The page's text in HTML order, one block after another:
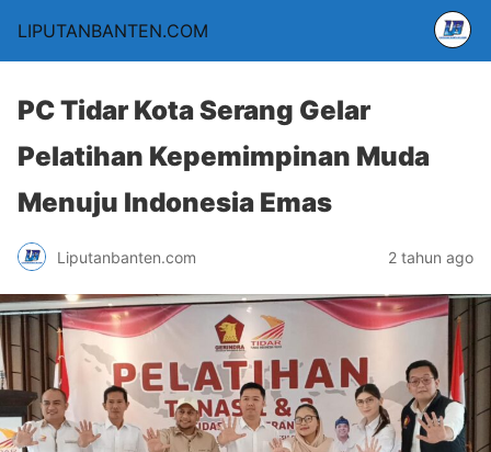
LIPUTANBANTEN.COM
PC Tidar Kota Serang Gelar
Pelatihan Kepemimpinan Muda
Menuju Indonesia Emas
Liputanbanten.com 2 tahun ago